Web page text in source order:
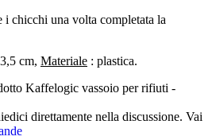
i chicchi una volta completata la
cm, Materiale : plastica.
Kaffelogic vassoio per rifiuti -
direttamente nella discussione. Vai